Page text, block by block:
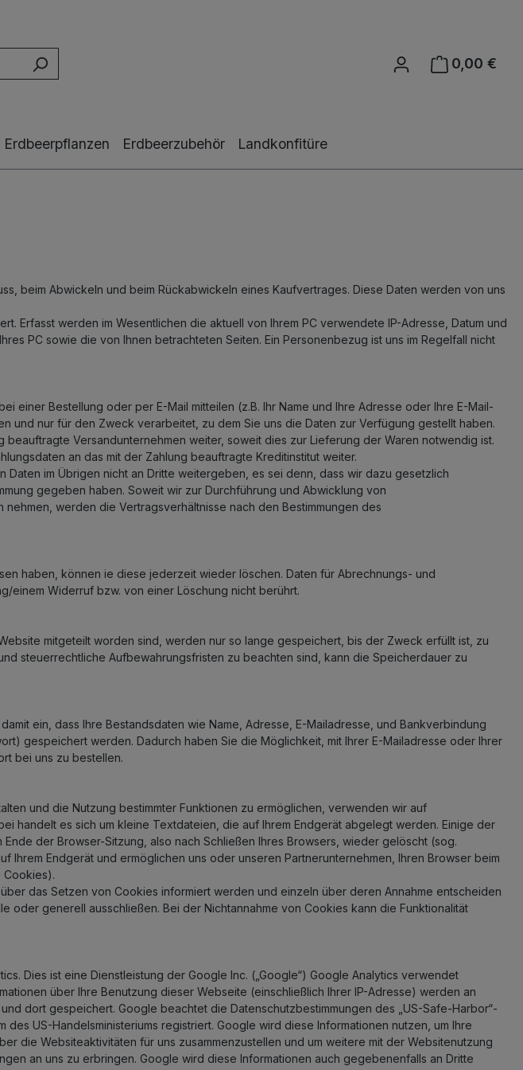
0,00 €
Erdbeerpflanzen Erdbeerzubehör Landkonfitüre
beim Abwickeln und beim Rückabwickeln eines Kaufvertrages. Diese Daten werden von uns
Erfasst werden im Wesentlichen die aktuell von Ihrem PC verwendete IP-Adresse, Datum und
PC sowie die von Ihnen betrachteten Seiten. Ein Personenbezug ist uns im Regelfall nicht
einer Bestellung oder per E-Mail mitteilen (z.B. Ihr Name und Ihre Adresse oder Ihre E-Mail-
und nur für den Zweck verarbeitet, zu dem Sie uns die Daten zur Verfügung gestellt haben.
beauftragte Versandunternehmen weiter, soweit dies zur Lieferung der Waren notwendig ist.
an das mit der Zahlung beauftragte Kreditinstitut weiter.
im Übrigen nicht an Dritte weitergeben, es sei denn, dass wir dazu gesetzlich
gegeben haben. Soweit wir zur Durchführung und Abwicklung von
werden die Vertragsverhältnisse nach den Bestimmungen des
haben, können ie diese jederzeit wieder löschen. Daten für Abrechnungs- und
einem Widerruf bzw. von einer Löschung nicht berührt.
mitgeteilt worden sind, werden nur so lange gespeichert, bis der Zweck erfüllt ist, zu
steuerrechtliche Aufbewahrungsfristen zu beachten sind, kann die Speicherdauer zu
ein, dass Ihre Bestandsdaten wie Name, Adresse, E-Mailadresse, und Bankverbindung
gespeichert werden. Dadurch haben Sie die Möglichkeit, mit Ihrer E-Mailadresse oder Ihrer
bei uns zu bestellen.
und die Nutzung bestimmter Funktionen zu ermöglichen, verwenden wir auf
handelt es sich um kleine Textdateien, die auf Ihrem Endgerät abgelegt werden. Einige der
der Browser-Sitzung, also nach Schließen Ihres Browsers, wieder gelöscht (sog.
Ihrem Endgerät und ermöglichen uns oder unseren Partnerunternehmen, Ihren Browser beim
Cookies).
das Setzen von Cookies informiert werden und einzeln über deren Annahme entscheiden
oder generell ausschließen. Bei der Nichtannahme von Cookies kann die Funktionalität
Dies ist eine Dienstleistung der Google Inc. („Google“) Google Analytics verwendet
über Ihre Benutzung dieser Webseite (einschließlich Ihrer IP-Adresse) werden an
dort gespeichert. Google beachtet die Datenschutzbestimmungen des „US-Safe-Harbor“-
des US-Handelsministeriums registriert. Google wird diese Informationen nutzen, um Ihre
die Websiteaktivitäten für uns zusammenzustellen und um weitere mit der Websitenutzung
an uns zu erbringen. Google wird diese Informationen auch gegebenenfalls an Dritte